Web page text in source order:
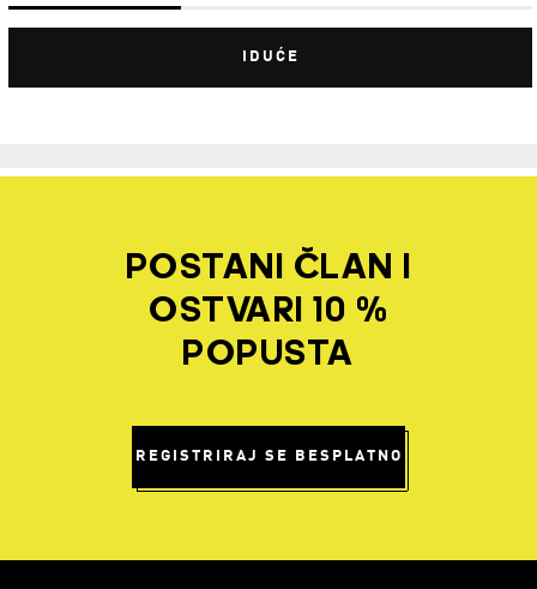
IDUĆE
POSTANI ČLAN I
OSTVARI 10 %
POPUSTA
REGISTRIRAJ SE BESPLATNO